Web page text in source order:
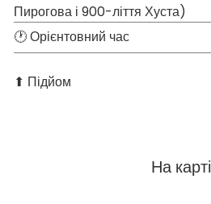
Пирогова і 900-ліття Хуста)
🕐 Орієнтовний час
⬆ Підйом
На карті